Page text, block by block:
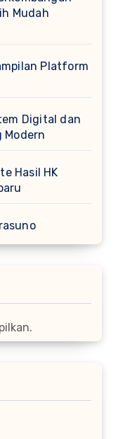
Mudah
Platform
Digital dan
Modern
Hasil HK